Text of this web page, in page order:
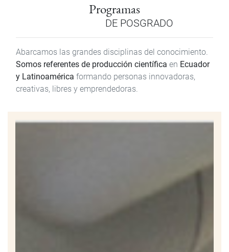
Programas
DE POSGRADO
Abarcamos las grandes disciplinas del conocimiento.
Somos referentes de producción científica en Ecuador
y Latinoamérica formando personas innovadoras,
creativas, libres y emprendedoras.